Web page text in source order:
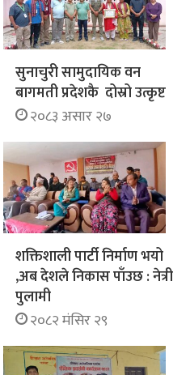
सुनाचुरी सामुदायिक वन
बागमती प्रदेशकै दोस्रो उत्कृष्ट
२०८३ असार २७
शक्तिशाली पार्टी निर्माण भयो
,अब देशले निकास पाँउछ : नेत्री
पुलामी
२०८२ मंसिर २९